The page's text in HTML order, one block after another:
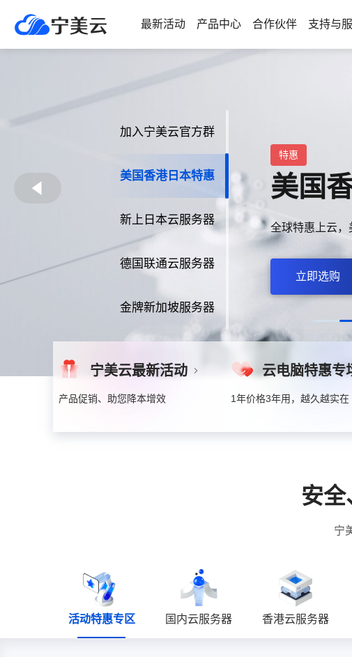
最新活动 产品中心 合作伙伴 支持与
加入宁美云官方群
美国香港日本特惠
新上日本云服务器
德国联通云服务器
金牌新加坡服务器
推荐
新上
新上日本500M
立即体验
宁美云最新活动
产品促销、助您降本增效
云电脑特惠专
1年价格3年用，越久越实在
安
宁
活动特惠专区 国内云服务器 香港云服务器